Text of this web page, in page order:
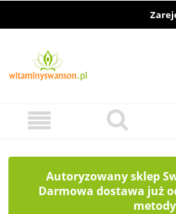
Autoryzowany sklep
Darmowa dostawa już